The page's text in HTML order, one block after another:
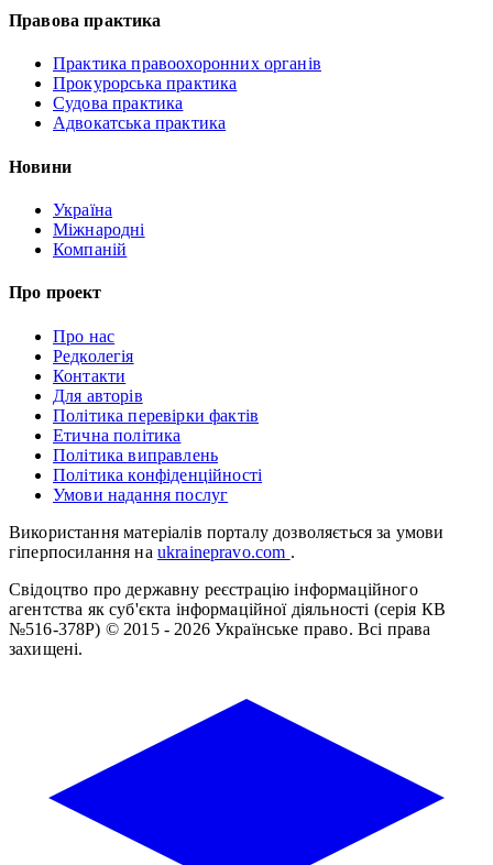
Правова практика
Практика правоохоронних органів
Прокурорська практика
Судова практика
Адвокатська практика
Новини
Україна
Міжнародні
Компаній
Про проект
Про нас
Редколегія
Контакти
Для авторів
Політика перевірки фактів
Етична політика
Політика виправлень
Політика конфіденційності
Умови надання послуг
Використання матеріалів порталу дозволяється за умови
гіперпосилання на ukrainepravo.com .
Свідоцтво про державну реєстрацію інформаційного
агентства як суб'єкта інформаційної діяльності (серія КВ
№516-378Р) © 2015 - 2026 Українське право. Всі права
захищені.